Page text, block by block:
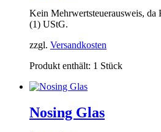
Kein Mehrwertsteuerausweis, da
(1) UStG.
zzgl. Versandkosten
Produkt enthält: 1 Stück
Nosing Glas